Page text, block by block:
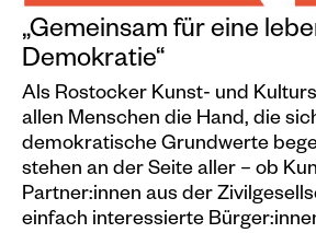
„Gemeinsam für eine
Demokratie“
Als Rostocker Kunst- und
allen Menschen die Hand, die
demokratische Grundwerte
stehen an der Seite aller – ob
Partner:innen aus der
einfach interessierte